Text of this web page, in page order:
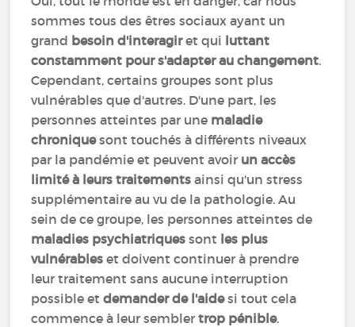
sommes tous des êtres sociaux ayant un
grand besoin d'interagiret qui luttant
constamment pour s'adapter au changement.
Cependant, certains groupes sont plus
vulnérables que d'autres. D'une part, les
personnes atteintes par une maladie
chroniquesont touchés à différents niveaux
par la pandémie et peuvent avoir un accès
limité à leurs traitements ainsi qu'un stress
supplémentaire au vu de la pathologie. Au
sein de ce groupe, les personnes atteintes de
maladies psychiatriques sont les plus
vulnérables et doivent continuer à prendre
leur traitement sans aucune interruption
possible etdemander de l'aidesi tout cela
commence à leur semblertrop pénible.